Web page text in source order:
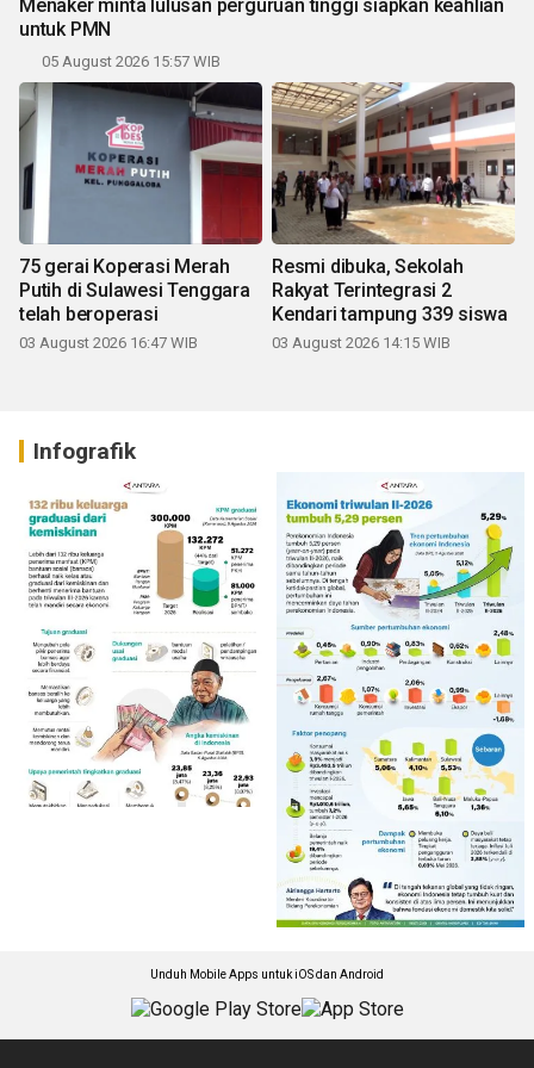
Menaker minta lulusan perguruan tinggi siapkan keahlian
untuk PMN
05 August 2026 15:57 WIB
75 gerai Koperasi Merah
Putih di Sulawesi Tenggara
telah beroperasi
03 August 2026 16:47 WIB
Resmi dibuka, Sekolah
Rakyat Terintegrasi 2
Kendari tampung 339 siswa
03 August 2026 14:15 WIB
Infografik
Unduh Mobile Apps untuk iOS dan Android